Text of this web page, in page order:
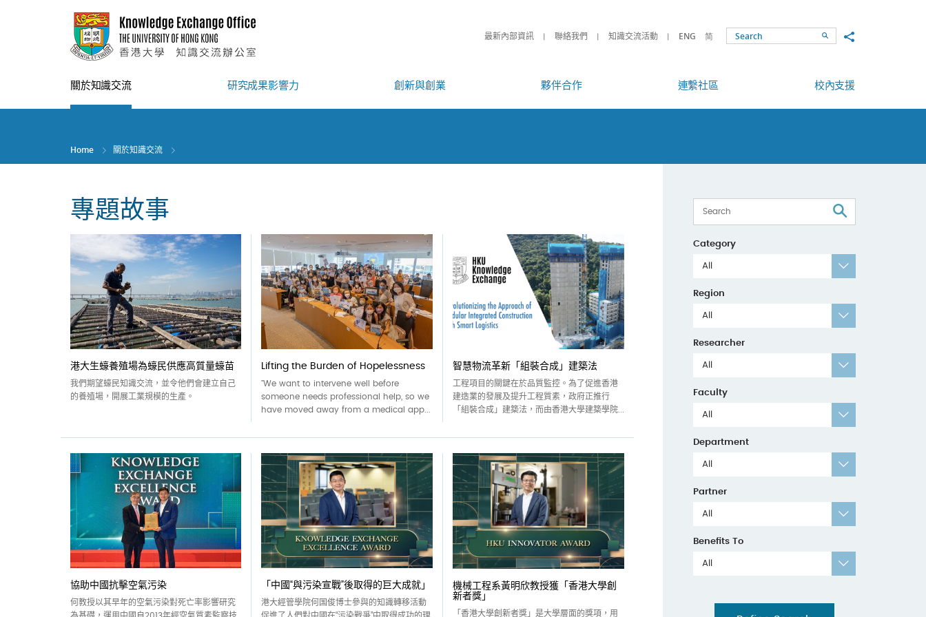
最新內部資訊 聯絡我們 知識交流活動 ENG 简 SearchShare to
關於知識交流 研究成果影響力 創新與創業 夥伴合作 連繫社區 校內支援
Home 關於知識交流
專題故事
港大生蠔養殖場為蠔民供應高質量蠔苗
我們期望蠔民知識交流，並令他們會建立自己
的養殖場，開展工業規模的生產。
Lifting the Burden of Hopelessness
"We want to intervene well before
someone needs professional help, so we
have moved away from a medical app...
智慧物流革新「組裝合成」建築法
工程項目的關鍵在於品質監控。為了促進香港
建造業的發展及提升工程質素，政府正推行
「組裝合成」建築法，而由香港大學建築學院...
協助中國抗擊空氣污染
何教授以其早年的空氣污染對死亡率影響研究
「中國“與污染宣戰”後取得的巨大成就」
港大經管學院何国俊博士參與的知識轉移活動
機械工程系黃明欣教授獲「香港大學創
新者獎」
「香港大學創新者獎」是大學層面的獎項，用
Category
All
Region
All
Researcher
All
Faculty
All
Department
All
Partner
All
Benefits To
All